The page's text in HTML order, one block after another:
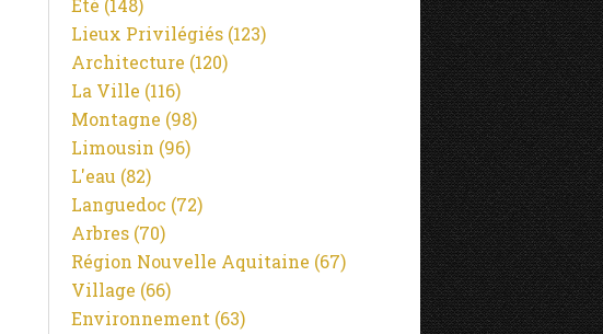
Été (148)
Lieux Privilégiés (123)
Architecture (120)
La Ville (116)
Montagne (98)
Limousin (96)
L'eau (82)
Languedoc (72)
Arbres (70)
Région Nouvelle Aquitaine (67)
Village (66)
Environnement (63)